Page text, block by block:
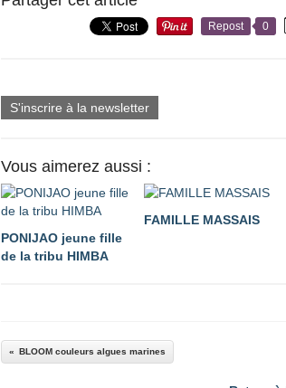
Repost 0
S'inscrire à la newsletter
Vous aimerez aussi :
PONIJAO jeune fille
de la tribu HIMBA
FAMILLE MASSAIS
BLOOM couleurs algues marines